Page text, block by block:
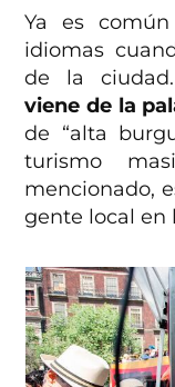
Ya es
idiomas
de la
viene de la
de “alta
turismo
mencionado,
gente local en